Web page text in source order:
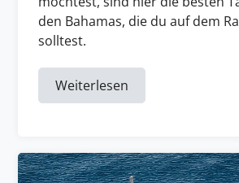
den Bahamas, die du auf dem
solltest.
Weiterlesen